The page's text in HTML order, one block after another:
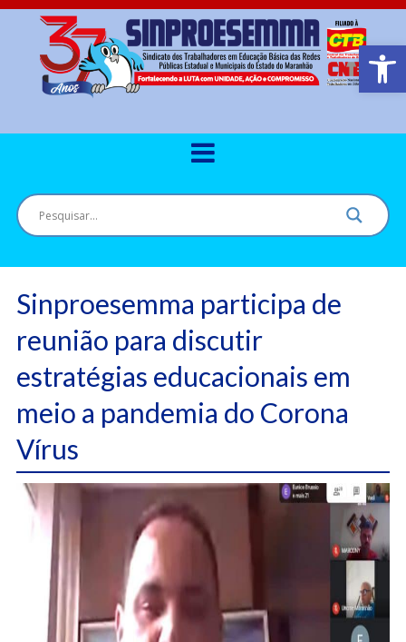
Barra de
Sinproesemma participa de
reunião para discutir
estratégias educacionais em
meio a pandemia do Corona
Vírus